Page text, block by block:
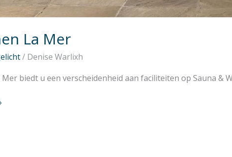
La Mer
/ Denise Warlixh
biedt u een verscheidenheid aan faciliteiten op Sauna &